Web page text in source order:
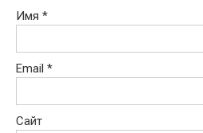
Имя *
Email *
Сайт